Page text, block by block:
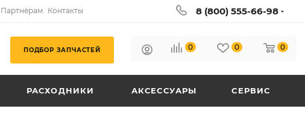
Партнёрам Контакты 8 (800) 555-66-98
ПОДБОР ЗАПЧАСТЕЙ 0 0 0
РАСХОДНИКИ АКСЕССУАРЫ СЕРВИС